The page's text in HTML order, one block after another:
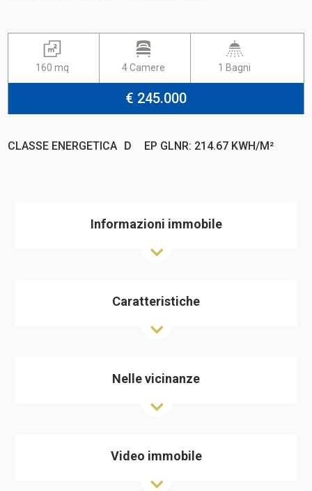
160 mq 4 Camere 1 Bagni
€ 245.000
CLASSE ENERGETICA D EP GLNR: 214.67 KWH/M²
Informazioni immobile
Caratteristiche
Nelle vicinanze
Video immobile